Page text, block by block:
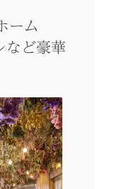
ーム
ど豪華